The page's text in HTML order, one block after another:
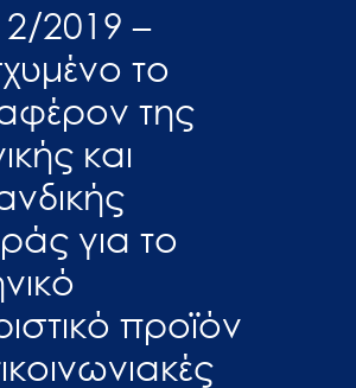
2019 –
το
της
και
για το
προϊόν